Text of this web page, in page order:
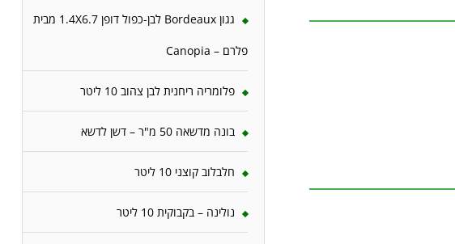
גגון Bordeaux לבן-כפול דופן 1.4X6.7 מבית
פלרם – Canopia
פלומריה ריחנית לבן צהוב 10 ליטר
בונה מדשאה 50 מ"ר – דשן לדשא
חלבלוב קוצני 10 ליטר
נולינה – בקבוקית 10 ליטר